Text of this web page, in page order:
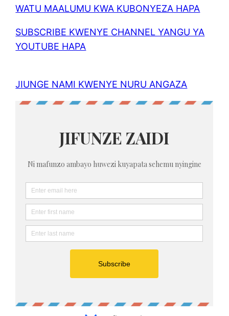
WATU MAALUMU KWA KUBONYEZA HAPA
SUBSCRIBE KWENYE CHANNEL YANGU YA
YOUTUBE HAPA
JIUNGE NAMI KWENYE NURU ANGAZA